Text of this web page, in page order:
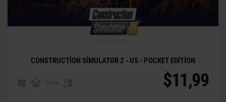
CONSTRUCTION SIMULATOR 2 - US - POCKET EDITION
$11,99